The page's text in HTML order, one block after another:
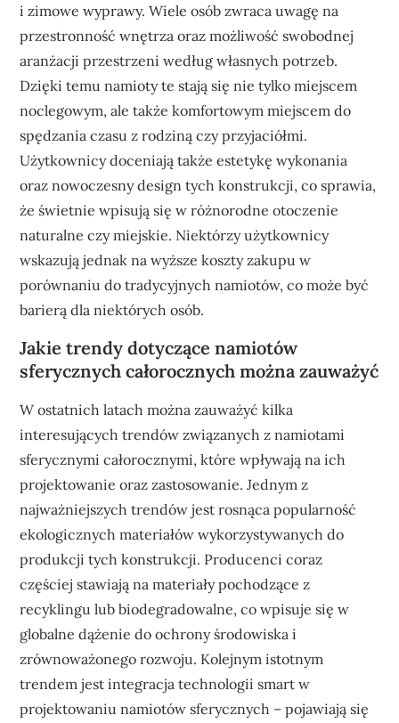
i zimowe wyprawy. Wiele osób zwraca uwagę na
przestronność wnętrza oraz możliwość swobodnej
aranżacji przestrzeni według własnych potrzeb.
Dzięki temu namioty te stają się nie tylko miejscem
noclegowym, ale także komfortowym miejscem do
spędzania czasu z rodziną czy przyjaciółmi.
Użytkownicy doceniają także estetykę wykonania
oraz nowoczesny design tych konstrukcji, co sprawia,
że świetnie wpisują się w różnorodne otoczenie
naturalne czy miejskie. Niektórzy użytkownicy
wskazują jednak na wyższe koszty zakupu w
porównaniu do tradycyjnych namiotów, co może być
barierą dla niektórych osób.
Jakie trendy dotyczące namiotów
sferycznych całorocznych można zauważyć
W ostatnich latach można zauważyć kilka
interesujących trendów związanych z namiotami
sferycznymi całorocznymi, które wpływają na ich
projektowanie oraz zastosowanie. Jednym z
najważniejszych trendów jest rosnąca popularność
ekologicznych materiałów wykorzystywanych do
produkcji tych konstrukcji. Producenci coraz
częściej stawiają na materiały pochodzące z
recyklingu lub biodegradowalne, co wpisuje się w
globalne dążenie do ochrony środowiska i
zrównoważonego rozwoju. Kolejnym istotnym
trendem jest integracja technologii smart w
projektowaniu namiotów sferycznych – pojawiają się